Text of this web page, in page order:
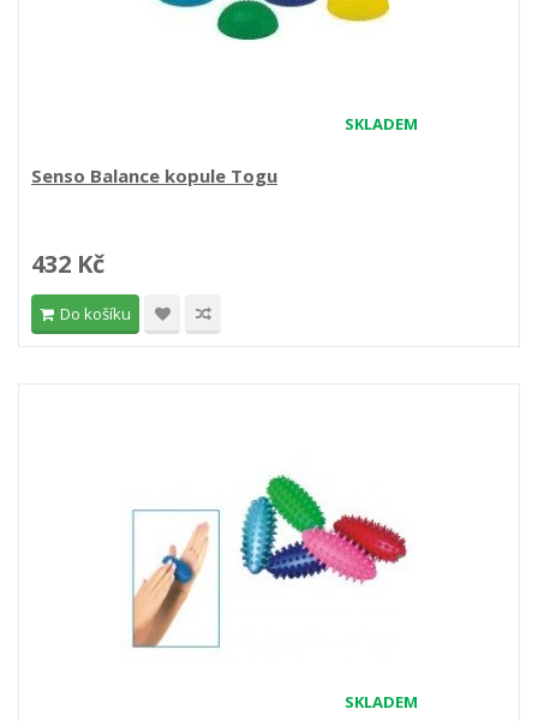
SKLADEM
Senso Balance kopule Togu
432 Kč
Do košíku
SKLADEM